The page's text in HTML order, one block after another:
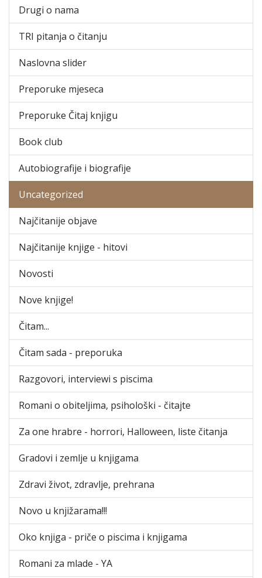
Drugi o nama
TRI pitanja o čitanju
Naslovna slider
Preporuke mjeseca
Preporuke Čitaj knjigu
Book club
Autobiografije i biografije
Uncategorized
Najčitanije objave
Najčitanije knjige - hitovi
Novosti
Nove knjige!
Čitam...
Čitam sada - preporuka
Razgovori, interviewi s piscima
Romani o obiteljima, psihološki - čitajte
Za one hrabre - horrori, Halloween, liste čitanja
Gradovi i zemlje u knjigama
Zdravi život, zdravlje, prehrana
Novo u knjižarama!!!
Oko knjiga - priče o piscima i knjigama
Romani za mlade - YA